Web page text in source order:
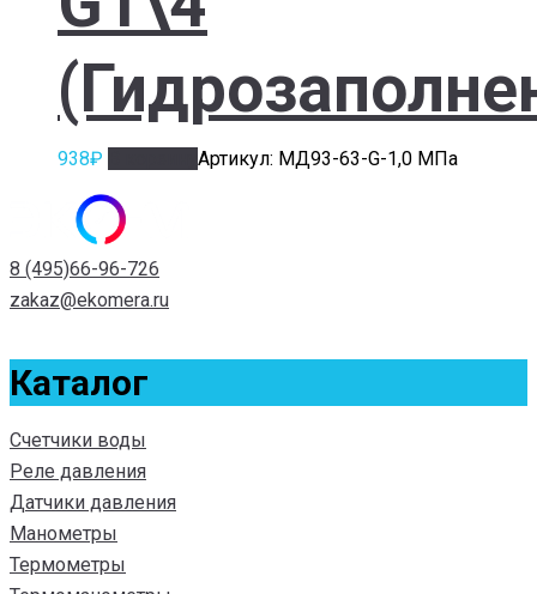
938₽ Артикул: МД93-63-G-1,0 МПа
8 (495)66-96-726
zakaz@ekomera.ru
Каталог
Счетчики воды
Реле давления
Датчики давления
Манометры
Термометры